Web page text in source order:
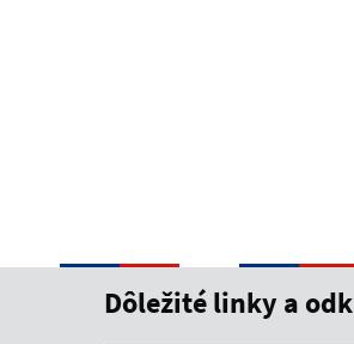
Dôležité linky a